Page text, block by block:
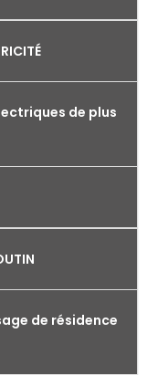
de plus
de résidence